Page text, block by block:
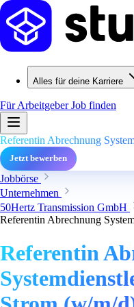
Alles für deine Karriere
Für ArbeitgeberJob finden
Referentin Abrechnung
Jetzt bewerben
Jobbörse
Unternehmen
50Hertz Transmission GmbH
Referentin Abrechnung
Referentin